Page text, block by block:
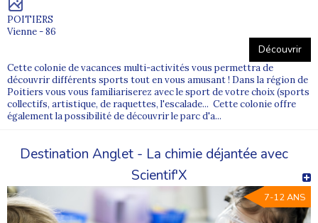
POITIERS
Vienne - 86
Découvrir
Cette colonie de vacances multi-activités vous permettra de
découvrir différents sports tout en vous amusant ! Dans la région de
Poitiers vous vous familiariserez avec le sport de votre choix (sports
collectifs, artistique, de raquettes, l'escalade... Cette colonie offre
également la possibilité de découvrir le parc d'a...
Destination Anglet - La chimie déjantée avec
Scientif'X
7-12 ANS